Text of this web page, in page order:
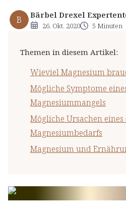
B Bärbel Drexel
26. Okt. 2020 5 Minuten
Themen in diesem Artikel:
Wieviel Magnesium
Mögliche Symptome
Magnesiummangels
Mögliche Ursachen
Magnesiumbedarfs
Magnesium und